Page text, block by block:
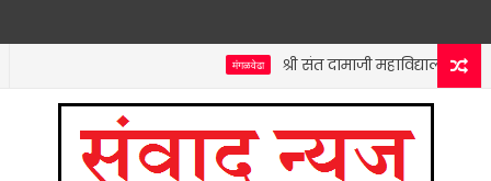
मंगळवेढा श्री संत दामाजी महाविद्यालयात